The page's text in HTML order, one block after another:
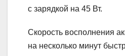
с зарядкой на 45 Вт.
Скорость восполнения
на несколько минут